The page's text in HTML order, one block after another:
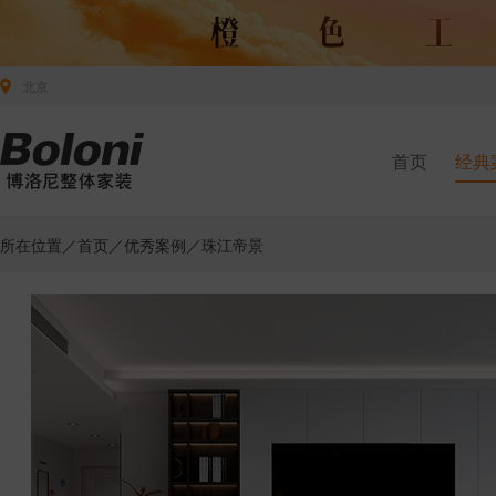
首页 经典
所在位置／首页 ／优秀案例 ／珠江帝景